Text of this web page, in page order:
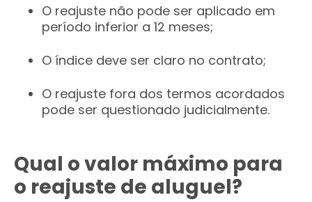
O reajuste não pode ser aplicado em
período inferior a 12 meses;
O índice deve ser claro no contrato;
O reajuste fora dos termos acordados
pode ser questionado judicialmente.
Qual o valor máximo para
o reajuste de aluguel?